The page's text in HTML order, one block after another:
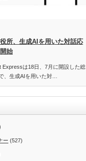
所、生成AIを用いた対話応
始
Expressは18日、7月に開設した総
、生成AIを用いた対…
ー (527)